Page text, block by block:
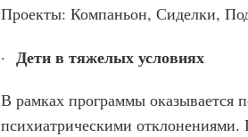
Проекты: Компаньон, Сиделки,
· Дети в тяжелых условиях
В рамках программы оказывается
психиатрическими отклонениями.